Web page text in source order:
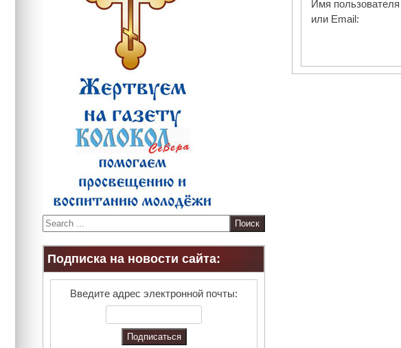
Имя пользователя
или Email:
S
e
a
c
Подписка на новости сайта:
Введите адрес электронной почты: